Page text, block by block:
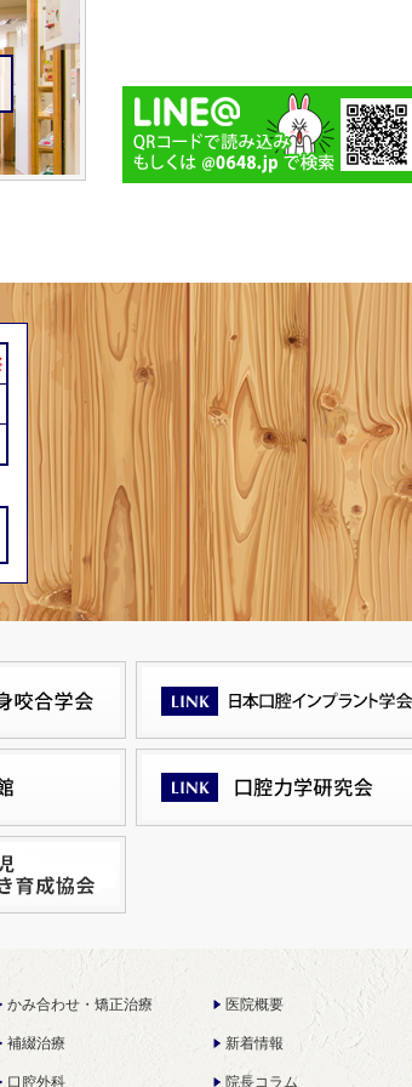
かみ合わせ・矯正治療
補綴治療
口腔外科
医院概要
新着情報
院長コラム